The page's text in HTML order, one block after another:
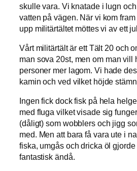
skulle vara. Vi knatade i lugn
vatten på vägen. När vi kom
upp militärtältet möttes vi av ett
Vårt militärtält är ett Tält 20 och
man sova 20st, men om man vill
personer mer lagom. Vi hade
kamin och ved vilket höjde
Ingen fick dock fisk på hela
med fluga vilket visade sig
(dåligt) som wobblers och jigg
med. Men att bara få vara ute i
fiska, umgås och dricka öl
fantastisk ändå.